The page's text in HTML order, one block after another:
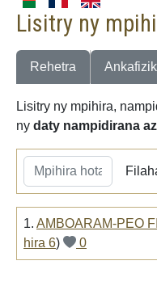
Lisitry ny
Rehetra
Lisitry ny mpihira,
ny daty nampidirana
1. AMBOARAM-PEO
hira 6) 0